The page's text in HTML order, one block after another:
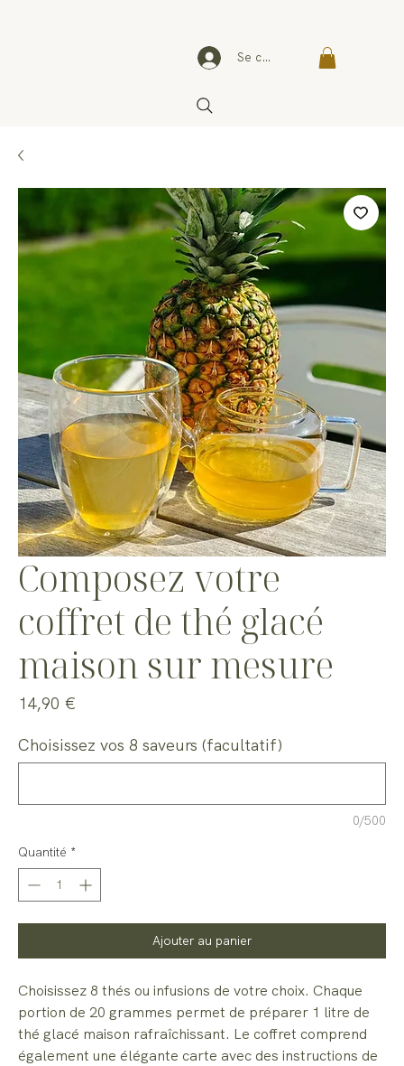
Se connecter
Composez votre
coffret de thé glacé
maison sur mesure
14,90 €
Choisissez vos 8 saveurs (facultatif)
0/500
Quantité *
Ajouter au panier
Choisissez 8 thés ou infusions de votre choix. Chaque
portion de 20 grammes permet de préparer 1 litre de
thé glacé maison rafraîchissant. Le coffret comprend
également une élégante carte avec des instructions de